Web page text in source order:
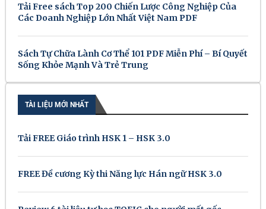
Tải Free sách Top 200 Chiến Lược Công Nghiệp Của
Các Doanh Nghiệp Lớn Nhất Việt Nam PDF
Sách Tự Chữa Lành Cơ Thể 101 PDF Miễn Phí – Bí Quyết
Sống Khỏe Mạnh Và Trẻ Trung
TÀI LIỆU MỚI NHẤT
Tải FREE Giáo trình HSK 1 – HSK 3.0
FREE Đề cương Kỳ thi Năng lực Hán ngữ HSK 3.0